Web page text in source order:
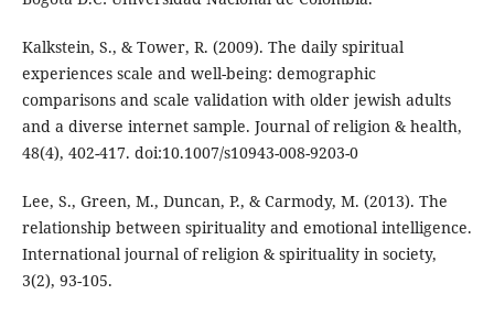
Kalkstein, S., & Tower, R. (2009). The daily spiritual
experiences scale and well-being: demographic
comparisons and scale validation with older jewish adults
and a diverse internet sample. Journal of religion & health,
48(4), 402-417. doi:10.1007/s10943-008-9203-0
Lee, S., Green, M., Duncan, P., & Carmody, M. (2013). The
relationship between spirituality and emotional intelligence.
International journal of religion & spirituality in society,
3(2), 93-105.